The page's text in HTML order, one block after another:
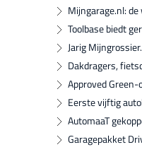
Mijngarage.nl:
Toolbase biedt
Jarig
Dakdragers,
Approved
Eerste vijftig
AutomaaT
Garagepakket